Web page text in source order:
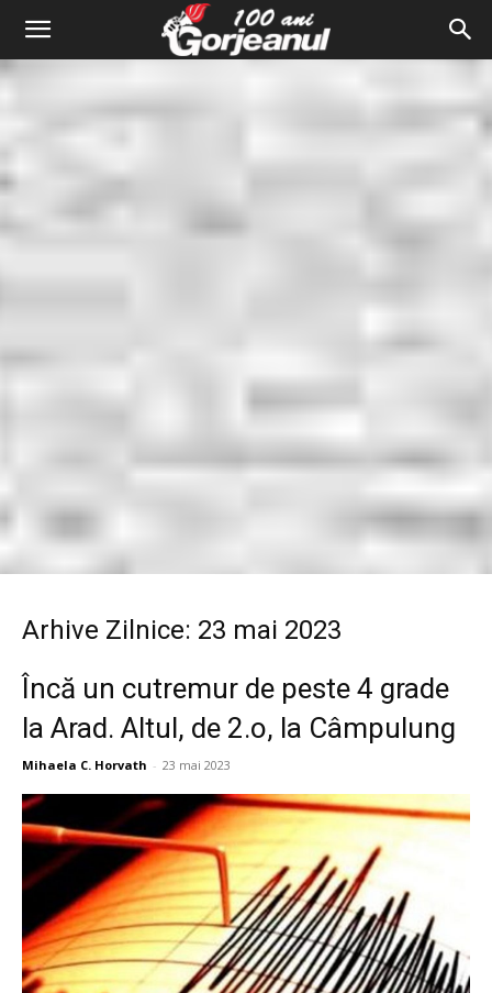
Arhive Zilnice: 23 mai 2023
Încă un cutremur de peste 4 grade
la Arad. Altul, de 2.o, la Câmpulung
Mihaela C. Horvath - 23 mai 2023